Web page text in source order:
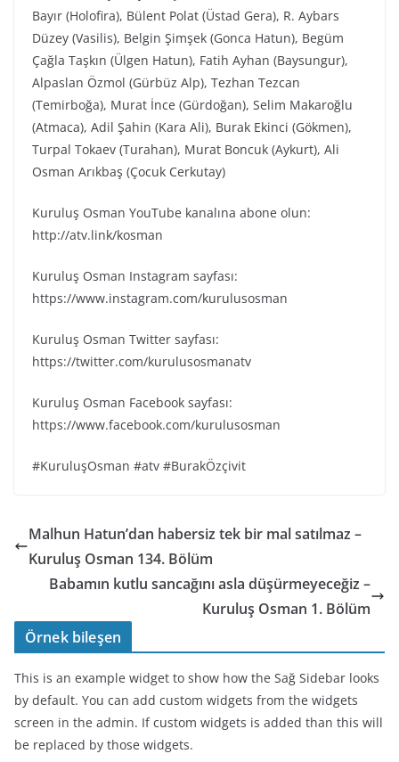
Bayır (Holofira), Bülent Polat (Üstad Gera), R. Aybars
Düzey (Vasilis), Belgin Şimşek (Gonca Hatun), Begüm
Çağla Taşkın (Ülgen Hatun), Fatih Ayhan (Baysungur),
Alpaslan Özmol (Gürbüz Alp), Tezhan Tezcan
(Temirboğa), Murat İnce (Gürdoğan), Selim Makaroğlu
(Atmaca), Adil Şahin (Kara Ali), Burak Ekinci (Gökmen),
Turpal Tokaev (Turahan), Murat Boncuk (Aykurt), Ali
Osman Arıkbaş (Çocuk Cerkutay)
Kuruluş Osman YouTube kanalına abone olun:
http://atv.link/kosman
Kuruluş Osman Instagram sayfası:
https://www.instagram.com/kurulusosman
Kuruluş Osman Twitter sayfası:
https://twitter.com/kurulusosmanatv
Kuruluş Osman Facebook sayfası:
https://www.facebook.com/kurulusosman
#KuruluşOsman #atv #BurakÖzçivit
Malhun Hatun’dan habersiz tek bir mal satılmaz –
Kuruluş Osman 134. Bölüm
Babamın kutlu sancağını asla düşürmeyeceğiz –
Kuruluş Osman 1. Bölüm
Örnek bileşen
This is an example widget to show how the Sağ Sidebar looks
by default. You can add custom widgets from the widgets
screen in the admin. If custom widgets is added than this will
be replaced by those widgets.